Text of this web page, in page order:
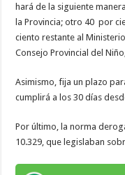
hará de la siguiente
la Provincia; otro 40 por
ciento restante al
Consejo Provincial del
Asimismo, fija un plazo
cumplirá a los 30 días
Por último, la norma
10.329, que legislaban